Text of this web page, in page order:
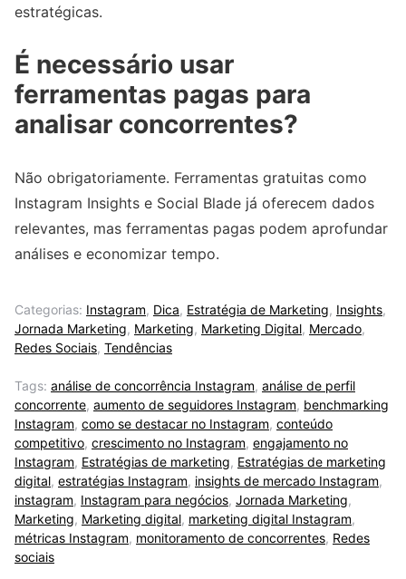
estratégicas.
É necessário usar
ferramentas pagas para
analisar concorrentes?
Não obrigatoriamente. Ferramentas gratuitas como
Instagram Insights e Social Blade já oferecem dados
relevantes, mas ferramentas pagas podem aprofundar
análises e economizar tempo.
Categorias: Instagram, Dica, Estratégia de Marketing, Insights,
Jornada Marketing, Marketing, Marketing Digital, Mercado,
Redes Sociais, Tendências
Tags: análise de concorrência Instagram, análise de perfil
concorrente, aumento de seguidores Instagram, benchmarking
Instagram, como se destacar no Instagram, conteúdo
competitivo, crescimento no Instagram, engajamento no
Instagram, Estratégias de marketing, Estratégias de marketing
digital, estratégias Instagram, insights de mercado Instagram,
instagram, Instagram para negócios, Jornada Marketing,
Marketing, Marketing digital, marketing digital Instagram,
métricas Instagram, monitoramento de concorrentes, Redes
sociais